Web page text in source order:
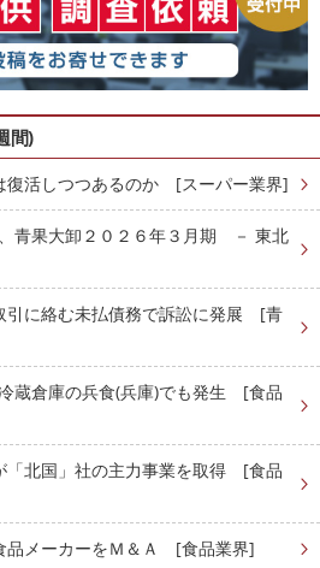
間)
復活しつつあるのか [スーパー業界]
青果大卸２０２６年３月期 － 東北
引に絡む未払債務で訴訟に発展 [青
蔵倉庫の兵食(兵庫)でも発生 [食品
「北国」社の主力事業を取得 [食品
品メーカーをＭ＆Ａ [食品業界]